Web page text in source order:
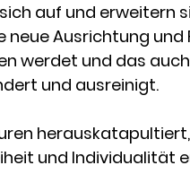
auf und erweitern
Ausrichtung und
werdet und das
und ausreinigt.
und Individualität